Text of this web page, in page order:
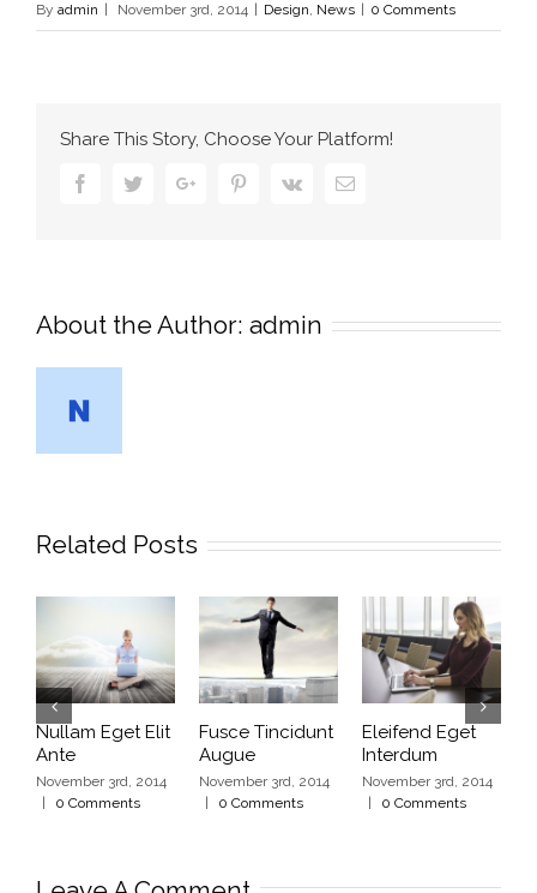
By admin November 3rd, 2014 Design, News 0 Comments
Share This Story, Choose Your Platform!
FacebookTwitterGoogle+ PinterestVk Email
About the Author: admin
Related Posts
Nullam Eget Elit
Ante
November 3rd, 2014
|
0 Comments
Fusce Tincidunt
Augue
November 3rd, 2014
|
0 Comments
Eleifend Eget
Interdum
November 3rd, 2014
|
0 Comments